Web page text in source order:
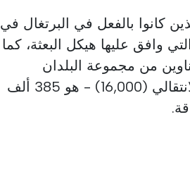
كانوا بالفعل في البرتغال في
التي وافق عليها هيكل البعثة، كما
الاهتمام (229,000)، والعناوين من مجموعة البلدان
الناطقة بالبرتغالية (140,000)، ونظام التسوية الانتقالي (16,000) - هو 385 ألف